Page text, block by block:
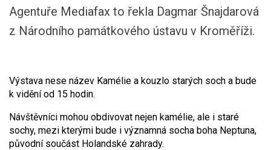
Agentuře Mediafax to řekla Dagmar Šnajdarová
z Národního památkového ústavu v Kroměříži.
Výstava nese název Kamélie a kouzlo starých soch a bude
k vidění od 15 hodin.
Návštěvníci mohou obdivovat nejen kamélie, ale i staré
sochy, mezi kterými bude i významná socha boha Neptuna,
původní součást Holandské zahrady.